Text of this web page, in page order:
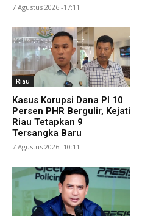
7 Agustus 2026 -17:11
Riau
Kasus Korupsi Dana PI 10
Persen PHR Bergulir, Kejati
Riau Tetapkan 9
Tersangka Baru
7 Agustus 2026 -10:11